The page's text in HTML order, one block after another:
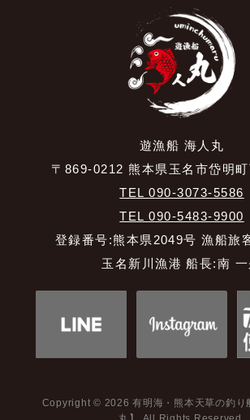
遊漁船 海人丸
〒869-0212 熊本県玉名市岱明
TEL 090-3073-5586
TEL 090-5483-9900
登録番号:熊本県2049号 漁船旅
玉名新川漁港 船長:南 一
Copyright © 2026 有明海・熊本天草の釣り